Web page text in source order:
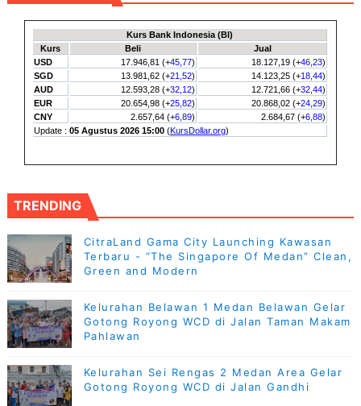
TRENDING
CitraLand Gama City Launching Kawasan
Terbaru - “The Singapore Of Medan” Clean,
Green and Modern
Kelurahan Belawan 1 Medan Belawan Gelar
Gotong Royong WCD di Jalan Taman Makam
Pahlawan
Kelurahan Sei Rengas 2 Medan Area Gelar
Gotong Royong WCD di Jalan Gandhi